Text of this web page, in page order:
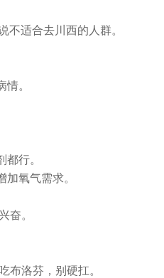
不适合去川西的人群。
。
行。
氧气需求。
奋。
布洛芬，别硬扛。